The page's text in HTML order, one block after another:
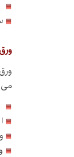
ورق
می